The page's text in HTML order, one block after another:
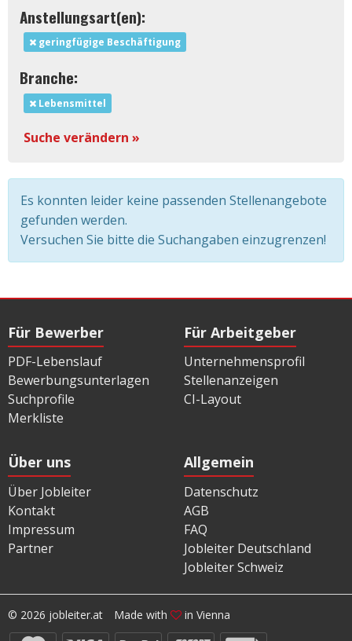
Anstellungsart(en):
geringfügige Beschäftigung
Branche:
Lebensmittel
Suche verändern »
Es konnten leider keine passenden Stellenangebote
gefunden werden.
Versuchen Sie bitte die Suchangaben einzugrenzen!
Für Bewerber
PDF-Lebenslauf
Bewerbungsunterlagen
Suchprofile
Merkliste
Für Arbeitgeber
Unternehmensprofil
Stellenanzeigen
CI-Layout
Über uns
Über Jobleiter
Kontakt
Impressum
Partner
Allgemein
Datenschutz
AGB
FAQ
Jobleiter Deutschland
Jobleiter Schweiz
© 2026 jobleiter.at Made with in Vienna